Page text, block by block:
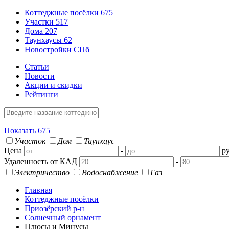
Коттеджные посёлки 675
Участки 517
Дома 207
Таунхаусы 62
Новостройки СПб
Статьи
Новости
Акции и скидки
Рейтинги
Показать 675
Участок
Дом
Таунхаус
Цена
-
Удаленность от КАД
-
Электричество
Водоснабжение
Газ
Главная
Коттеджные посёлки
Приозёрский р-н
Солнечный орнамент
Плюсы и Минусы